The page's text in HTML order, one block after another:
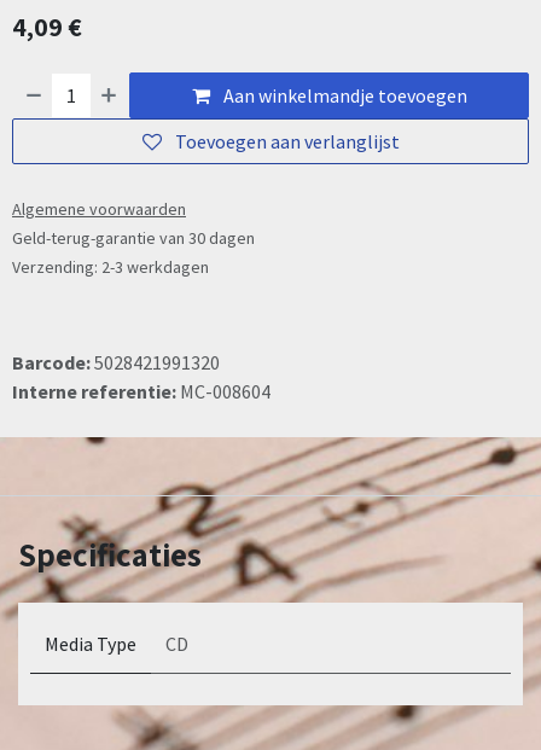
4,09€
Aan winkelmandje toevoegen
Toevoegen aan verlanglijst
Algemene voorwaarden
Geld-terug-garantie van 30 dagen
Verzending: 2-3 werkdagen
Barcode:5028421991320
Interne referentie: MC-008604
Specificaties
Media Type CD